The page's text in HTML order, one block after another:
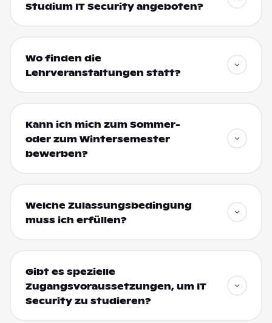
Studium IT Security angeboten?
Wo finden die
Lehrveranstaltungen statt?
Kann ich mich zum Sommer-
oder zum Wintersemester
bewerben?
Welche Zulassungsbedingung
muss ich erfüllen?
Gibt es spezielle
Zugangsvoraussetzungen, um IT
Security zu studieren?